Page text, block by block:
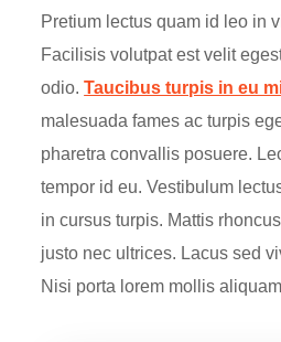
Pretium lectus quam id leo in
Facilisis volutpat est velit
odio.Taucibus turpis in eu
malesuada fames ac turpis
pharetra convallis posuere.
tempor id eu. Vestibulum
in cursus turpis. Mattis
justo nec ultrices. Lacus sed
Nisi porta lorem mollis